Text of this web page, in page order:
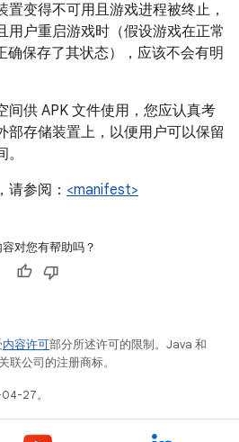
变得不可用且游戏进程被终止，
用户重启游戏时（假设游戏在正常
确保存了其状态），应该不会有明
间供 APK 文件使用，您应认真考
部存储装置上，以便用户可以保留
请参阅： <manifest>
对您有帮助吗？
内容许可部分所述许可的限制。Java 和
公司的注册商标。
27。